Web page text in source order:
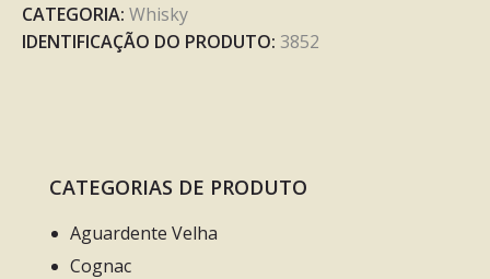
CATEGORIA: Whisky
IDENTIFICAÇÃO DO PRODUTO: 3852
CATEGORIAS DE PRODUTO
Aguardente Velha
Cognac